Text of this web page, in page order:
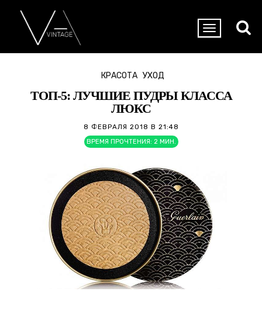
КРАСОТА УХОД
ТОП-5: ЛУЧШИЕ ПУДРЫ КЛАССА
ЛЮКС
8 ФЕВРАЛЯ 2018 В 21:48
ВРЕМЯ ПРОЧТЕНИЯ: 2 МИН.